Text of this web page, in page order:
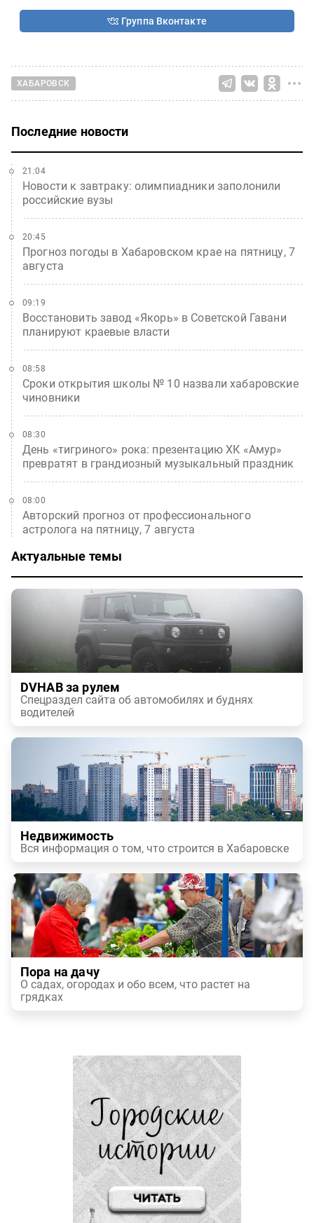
Группа Вконтакте
ХАБАРОВСК
Последние новости
Новости к завтраку: олимпиадники заполонили
российские вузы
21:04
Прогноз погоды в Хабаровском крае на пятницу, 7
августа
20:45
Восстановить завод «Якорь» в Советской Гавани
планируют краевые власти
09:19
Сроки открытия школы № 10 назвали хабаровские
чиновники
08:58
День «тигриного» рока: презентацию ХК «Амур»
превратят в грандиозный музыкальный праздник
08:30
Авторский прогноз от профессионального
астролога на пятницу, 7 августа
08:00
Актуальные темы
DVHAB за рулем
Спецраздел сайта об автомобилях и буднях
водителей
Недвижимость
Вся информация о том, что строится в Хабаровске
Пора на дачу
О садах, огородах и обо всем, что растет на
грядках